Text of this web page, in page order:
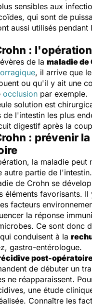
sensibles aux
qui sont de
aussi utilisés pendant
: l'opération
de la maladie de
, il arrive que
ou qu'il y ait une
occlusion par exemple.
solution est
de l'intestin les plus
digestif après la
: prévenir
la maladie peut
autre partie de l'intestin.
de Crohn se
éléments favorisants. Il
facteurs
la réponse
Ce sont donc
conduisent à la
gastro-entérologue.
post-
de débuter un
ne réapparaissent.
une étude
Connaître les